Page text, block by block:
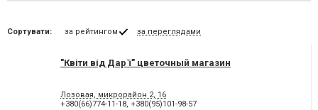
Сортувати: за рейтингом за переглядами
"Квіти від Дар`ї" цветочный магазин
Лозовая, микрорайон 2, 16
+380(66)774-11-18, +380(95)101-98-57